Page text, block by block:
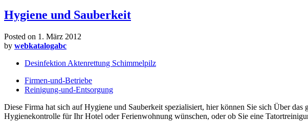
Hygiene und Sauberkeit
Posted on 1. März 2012
by webkatalogabc
Desinfektion Aktenrettung Schimmelpilz
Firmen-und-Betriebe
Reinigung-und-Entsorgung
Diese Firma hat sich auf Hygiene und Sauberkeit spezialisiert, hier können Sie sich Über
Hygienekontrolle für Ihr Hotel oder Ferienwohnung wünschen, oder ob Sie eine